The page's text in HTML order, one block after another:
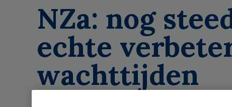
NZa: nog
echte
wachttijden